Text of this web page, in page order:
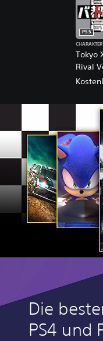
Tokyo
Rival
PS5
CHARAKTER
Die
PS4 und